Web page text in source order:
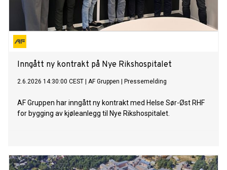
Inngått ny kontrakt på Nye Rikshospitalet
2.6.2026 14:30:00 CEST AF Gruppen Pressemelding
AF Gruppen har inngått ny kontrakt med Helse Sør-Øst RHF
for bygging av kjøleanlegg til Nye Rikshospitalet.